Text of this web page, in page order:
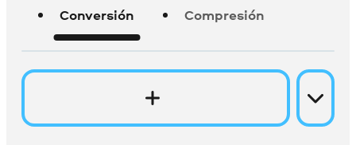
Conversión Compresión